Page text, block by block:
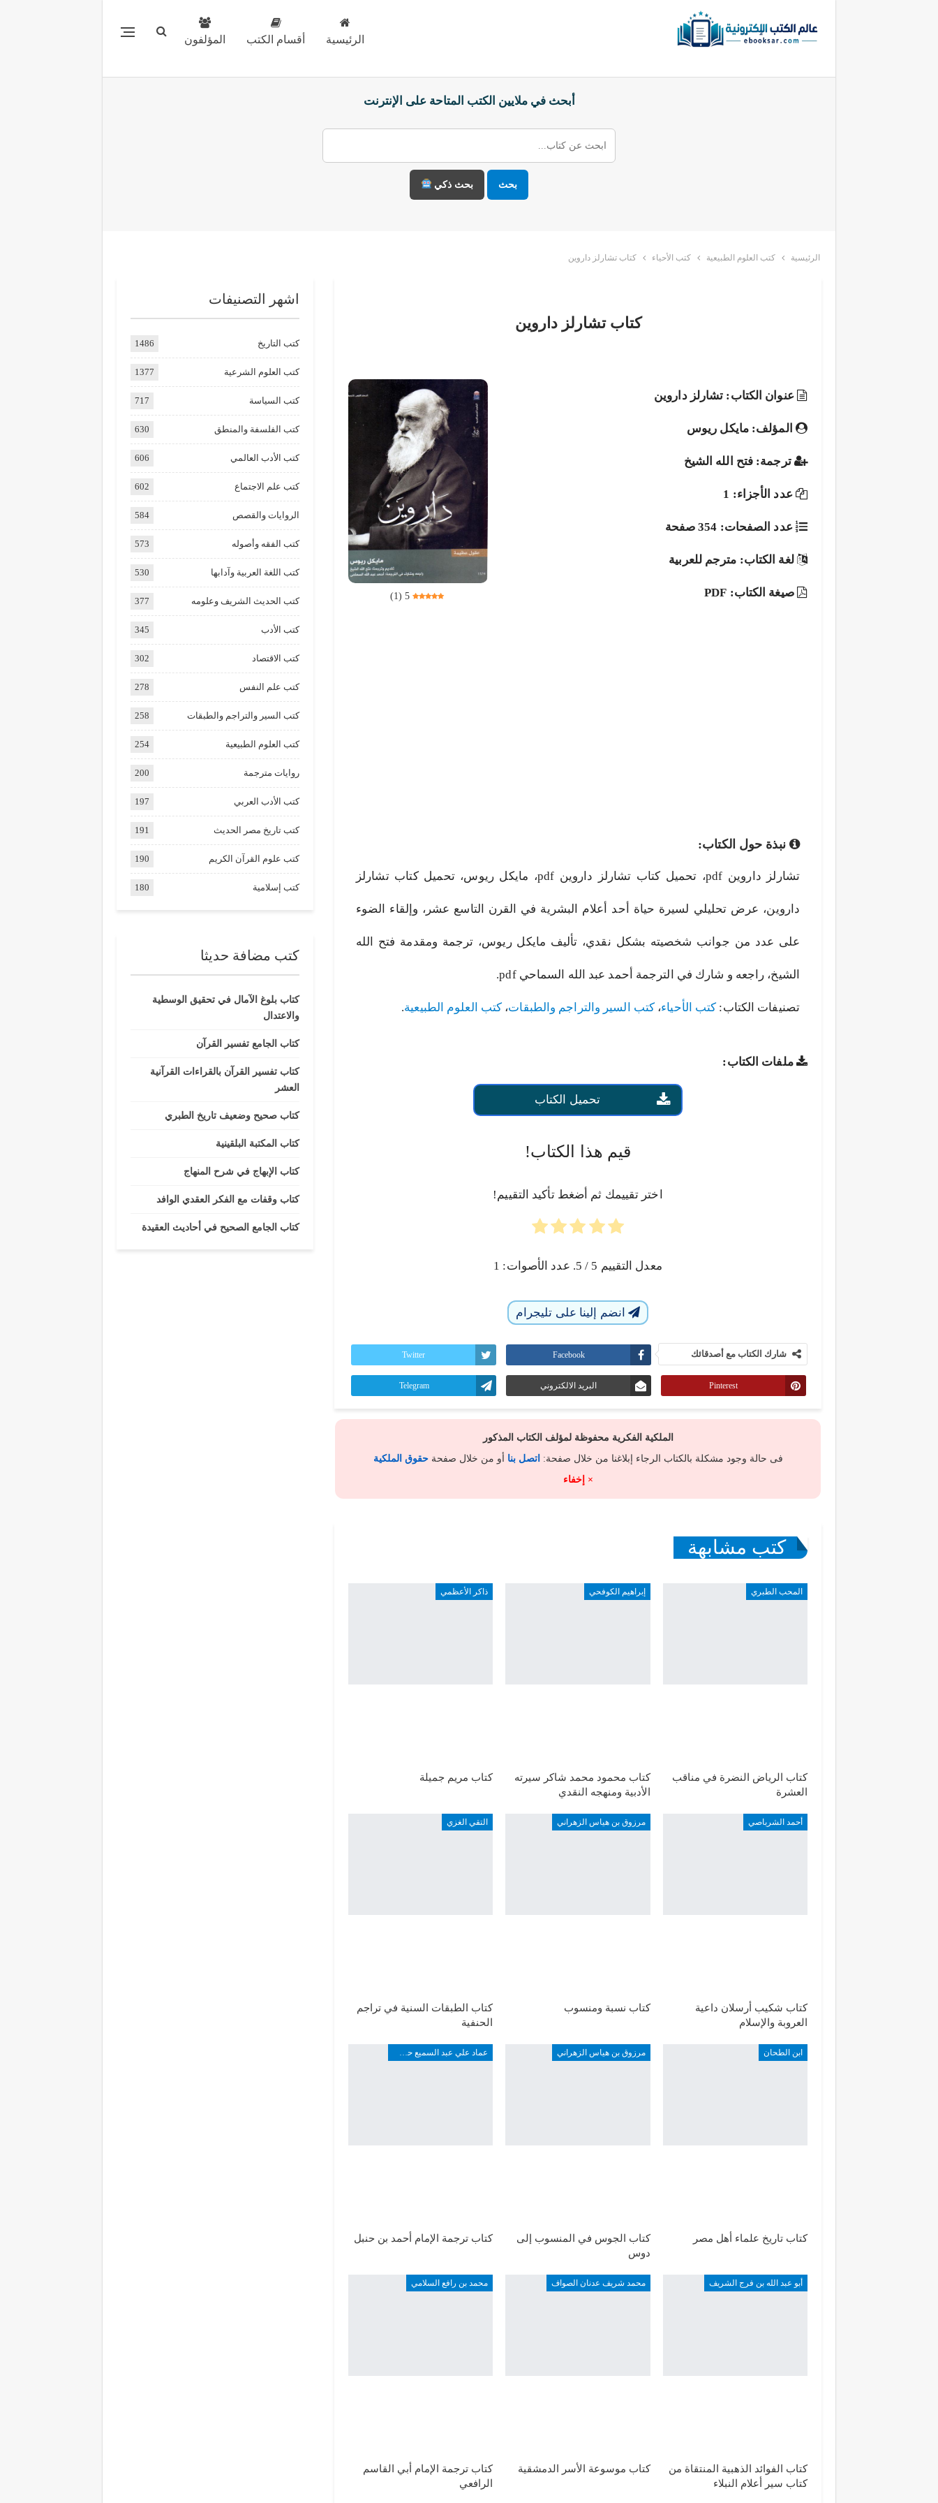
الرئيسية أقسام الكتب المؤلفون
أبحث في ملايين الكتب المتاحة على الإنترنت
بحث بحث ذكي
الرئيسية كتب العلوم الطبيعية كتب الأحياء كتاب تشارلز داروين
كتاب تشارلز داروين
5
(
1
)
عنوان الكتاب: تشارلز داروين
المؤلف: مايكل ريوس
ترجمة: فتح الله الشيخ
عدد الأجزاء: 1
عدد الصفحات: 354 صفحة
لغة الكتاب: مترجم للعربية
صيغة الكتاب: PDF
نبذة حول الكتاب:
تشارلز داروين pdf، تحميل كتاب تشارلز داروين pdf، مايكل ريوس، تحميل كتاب تشارلز
داروين، عرض تحليلي لسيرة حياة أحد أعلام البشرية في القرن التاسع عشر، وإلقاء الضوء
على عدد من جوانب شخصيته بشكل نقدي، تأليف مايكل ريوس، ترجمة ومقدمة فتح الله
الشيخ، راجعه و شارك في الترجمة أحمد عبد الله السماحي pdf.
تصنيفات الكتاب: كتب الأحياء، كتب السير والتراجم والطبقات، كتب العلوم الطبيعية.
ملفات الكتاب:
تحميل الكتاب
قيم هذا الكتاب!
اختر تقييمك ثم أضغط تأكيد التقييم!
معدل التقييم 5 / 5. عدد الأصوات: 1
انضم إلينا على تليجرام
شارك الكتاب مع أصدقائك Facebook
Twitter
Pinterest البريد الالكتروني Telegram
الملكية الفكرية محفوظة لمؤلف الكتاب المذكور
فى حالة وجود مشكلة بالكتاب الرجاء إبلاغنا من خلال صفحة: اتصل بنا أو من خلال صفحةحقوق الملكية
× إخفاء
كتب مشابهة
المحب الطبري
كتاب الرياض النضرة في مناقب
العشرة
إبراهيم الكوفحي
كتاب محمود محمد شاكر سيرته
الأدبية ومنهجه النقدي
ذاكر الأعظمي
كتاب مريم جميلة
أحمد الشرباصي
كتاب شكيب أرسلان داعية
العروبة والإسلام
مرزوق بن هياس الزهراني
كتاب نسبة ومنسوب
التقي الغزي
كتاب الطبقات السنية في تراجم
الحنفية
ابن الطحان
كتاب تاريخ علماء أهل مصر
مرزوق بن هياس الزهراني
كتاب الجوس في المنسوب إلى
دوس
عماد علي عبد السميع حسين
كتاب ترجمة الإمام أحمد بن حنبل
أبو عبد الله بن فرج الشريف
كتاب الفوائد الذهبية المنتقاة من
كتاب سير أعلام النبلاء
محمد شريف عدنان الصواف
كتاب موسوعة الأسر الدمشقية
محمد بن رافع السلامي
كتاب ترجمة الإمام أبي القاسم
الرافعي
اشهر التصنيفات
كتب التاريخ 1486
كتب العلوم الشرعية 1377
كتب السياسة 717
كتب الفلسفة والمنطق 630
كتب الأدب العالمي 606
كتب علم الاجتماع 602
الروايات والقصص 584
كتب الفقه وأصوله 573
كتب اللغة العربية وآدابها 530
كتب الحديث الشريف وعلومه 377
كتب الأدب 345
كتب الاقتصاد 302
كتب علم النفس 278
كتب السير والتراجم والطبقات 258
كتب العلوم الطبيعية 254
روايات مترجمة 200
كتب الأدب العربي 197
كتب تاريخ مصر الحديث 191
كتب علوم القرآن الكريم 190
كتب إسلامية 180
كتب مضافة حديثا
كتاب بلوغ الآمال في تحقيق الوسطية
والاعتدال
كتاب الجامع تفسير القرآن
كتاب تفسير القرآن بالقراءات القرآنية
العشر
كتاب صحيح وضعيف تاريخ الطبري
كتاب المكتبة البلقينية
كتاب الإبهاج في شرح المنهاج
كتاب وقفات مع الفكر العقدي الوافد
كتاب الجامع الصحيح في أحاديث العقيدة